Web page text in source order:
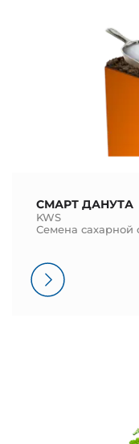
СМАРТ ДАНУТА
KWS
Семена сахарной